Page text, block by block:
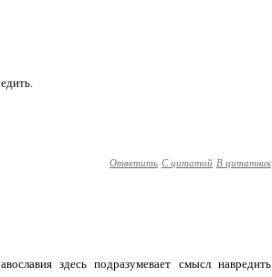
Ответить С цитатой В цитатник
здесь подразумевает смысл навредить